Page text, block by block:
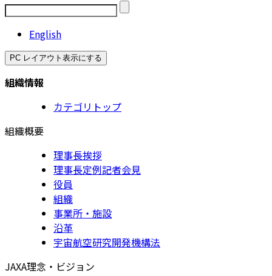
English
PC レイアウト表示にする
組織情報
カテゴリトップ
組織概要
理事長挨拶
理事長定例記者会見
役員
組織
事業所・施設
沿革
宇宙航空研究開発機構法
JAXA理念・ビジョン